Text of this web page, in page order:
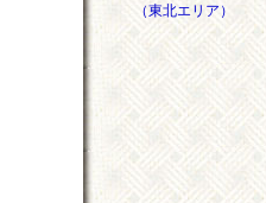
（東北エリア）